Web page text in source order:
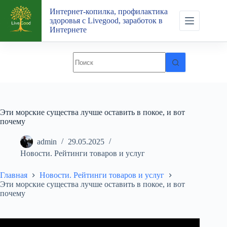
Перейти
сути
Интернет-копилка, профилактика
здоровья с Livegood, заработок в
Интернете
Эти морские существа лучше оставить в покое, и вот
почему
admin
29.05.2025
Новости. Рейтинги товаров и услуг
Главная
Новости. Рейтинги товаров и услуг
Эти морские существа лучше оставить в покое, и вот
почему